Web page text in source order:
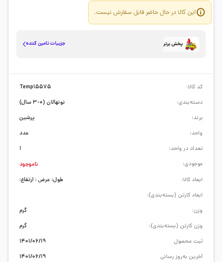
این کالا در حال حاضر قابل سفارش نیست.
پخش برتر جزییات تامین کننده
ابعاد کالا:
طول: عرض : ارتفاع:
ابعاد کارتن (بسته‌بندی):
وزن:
گرم
وزن کارتن (بسته‌بندی):
گرم
ثبت محصول
1401/06/19
آخرین به‌روز رسانی
1401/06/19
کد کالا:
Temp15575
دسته‌بندی:
نونهالان (0-3 سال)
برند:
پرشین
واحد:
عدد
تعداد در واحد:
1
موجودی:
ناموجود